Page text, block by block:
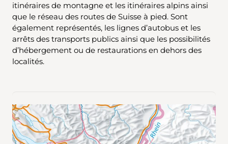
itinéraires de montagne et les itinéraires alpins ainsi
que le réseau des routes de Suisse à pied. Sont
également représentés, les lignes d’autobus et les
arrêts des transports publics ainsi que les possibilités
d’hébergement ou de restaurations en dehors des
localités.